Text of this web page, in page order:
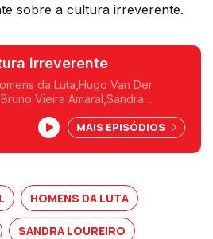
sobre a cultura irreverente.
irreverente
da Luta,Hugo Van Der
Vieira Amaral,Sandra
MAIS EPISÓDIOS
HOMENS DA LUTA
SANDRA LOUREIRO